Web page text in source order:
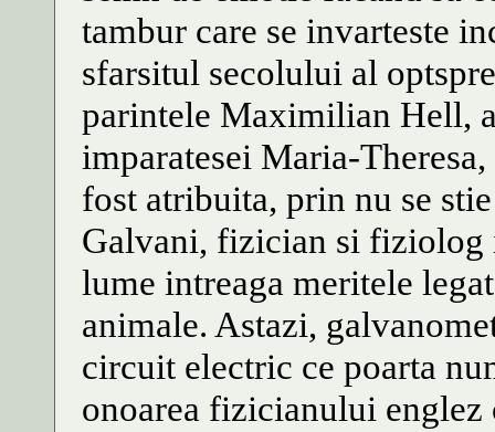
tambur care se invarteste
sfarsitul secolului al
parintele Maximilian Hell,
imparatesei Maria-
fost atribuita, prin nu se
Galvani, fizician si fiziolog
lume intreaga meritele
animale. Astazi,
circuit electric ce poarta
onoarea fizicianului